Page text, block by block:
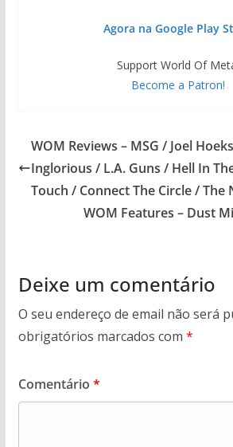
Agora na Google Play
Support World Of
Become a Patron!
WOM Reviews – MSG / Joel
Inglorious / L.A. Guns / Hell In
Touch / Connect The Circle / The
WOM Features – Dust
Deixe um comentário
O seu endereço de email não será
obrigatórios marcados com *
Comentário *